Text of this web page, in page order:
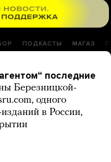
ПОДКАСТЫ МАГАЗ
последние
Березницкой-
одного
в России,